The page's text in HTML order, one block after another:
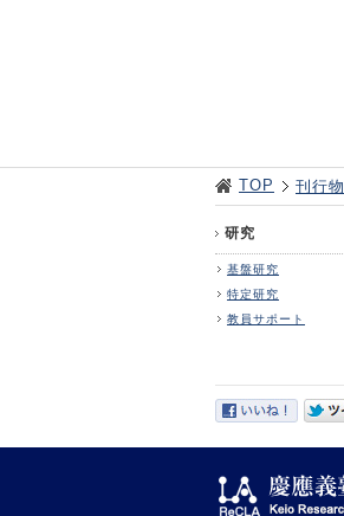
TOP 刊行物
研究
基盤研究
特定研究
教員サポート